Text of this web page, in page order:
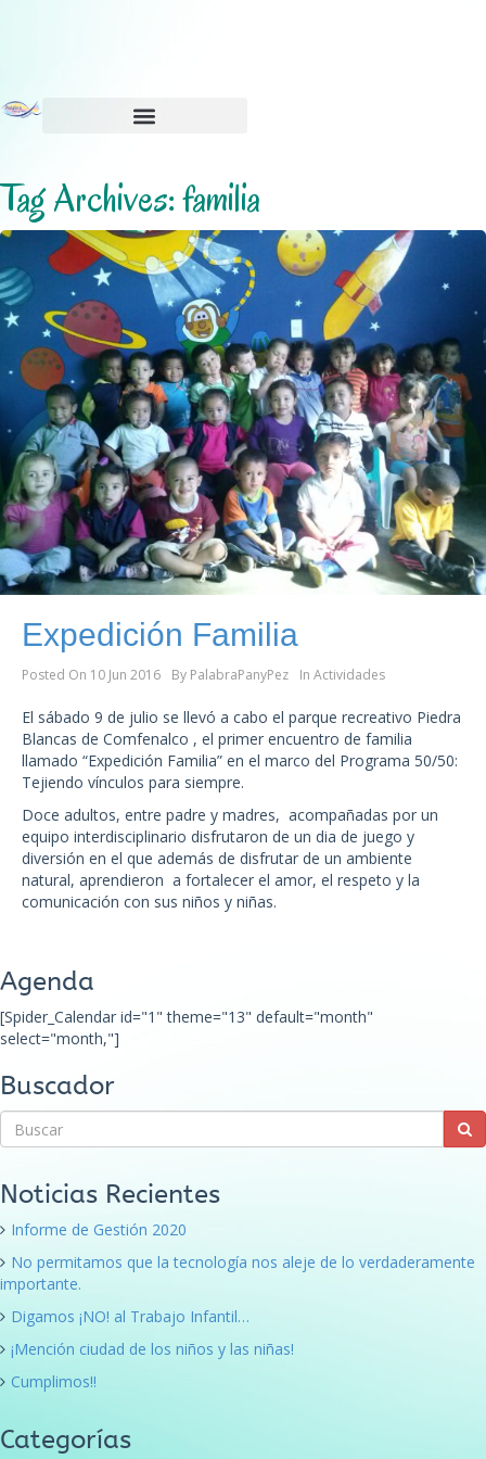
Tag Archives: familia
Expedición Familia
Posted On 10 Jun 2016 By PalabraPanyPez In Actividades
El sábado 9 de julio se llevó a cabo el parque recreativo Piedra
Blancas de Comfenalco , el primer encuentro de familia
llamado “Expedición Familia” en el marco del Programa 50/50:
Tejiendo vínculos para siempre.
Doce adultos, entre padre y madres, acompañadas por un
equipo interdisciplinario disfrutaron de un dia de juego y
diversión en el que además de disfrutar de un ambiente
natural, aprendieron a fortalecer el amor, el respeto y la
comunicación con sus niños y niñas.
Agenda
[Spider_Calendar id="1" theme="13" default="month"
select="month,"]
Buscador
Noticias Recientes
Informe de Gestión 2020
No permitamos que la tecnología nos aleje de lo verdaderamente
importante.
Digamos ¡NO! al Trabajo Infantil…
¡Mención ciudad de los niños y las niñas!
Cumplimos!!
Categorías